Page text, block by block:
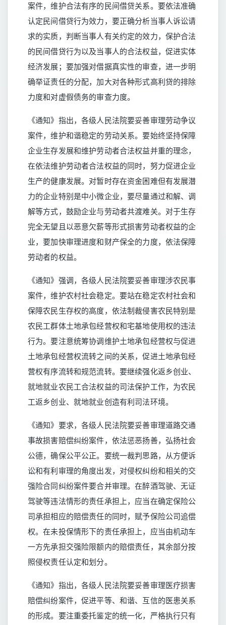
案件，维护合法有序的民间借贷关系。要依法准确
认定民间借贷行为效力，要正确分析当事人诉讼请
求的实质，判断当事人有关约定的效力，保护合法
的民间借贷行为以及当事人的合法权益，促进实体
经济发展；要加强对借据真实性的审查，进一步明
确举证责任的分配，加大对各种形式高利贷的排除
力度和对虚假债务的审查力度。
《通知》指出，各级人民法院要妥善审理劳动争议
案件，维护和谐稳定的劳动关系。要始终坚持保障
企业生存发展和维护劳动者合法权益并重的理念，
在依法维护劳动者合法权益的同时，努力促进企业
生产的健康发展。对暂时存在资金困难但有发展潜
力的企业特别是中小微企业，要尽量通过和解、调
解等方式，鼓励企业与劳动者共渡难关。对于生存
完全无望且以恶意欠薪等形式损害劳动者权益的企
业，要加快审理进度和财产保全的力度，依法保障
劳动者的权益。
《通知》强调，各级人民法院要妥善审理涉农民事
案件，维护农村社会稳定。要站在稳定农村社会和
保障农民生存权的高度，依法制裁侵害农民特别是
农民工群体土地承包经营权和宅基地使用权的违法
行为。要注意统筹协调维护土地承包经营权与促进
土地承包经营权流转之间的关系，促进土地承包经
营权有序流转和规范流转。要继续强化返乡创业、
就地就业农民工合法权益的司法保护工作，为农民
工返乡创业、就地就业创造有利司法环境。
《通知》要求，各级人民法院要妥善审理道路交通
事故损害赔偿纠纷案件，依法惩恶扬善，弘扬社会
公德，确保公平公正。要统一裁判思路，从方便诉
讼和有利审理的角度出发，对侵权纠纷和相关的交
强险合同纠纷案件要合并审理。在醉酒驾驶、无证
驾驶等违法情形的责任承担上，应当在确定保险公
司承担相应的赔偿责任的同时，赋予保险公司追偿
权。在未投保情形下的责任承担上，应当由机动车
一方先承担交强险限额内的赔偿责任，其余部分按
照侵权责任认定和划分。
《通知》指出，各级人民法院要妥善审理医疗损害
赔偿纠纷案件，促进平等、和谐、互信的医患关系
的形成。要注重委托鉴定的统一化，严格执行只有